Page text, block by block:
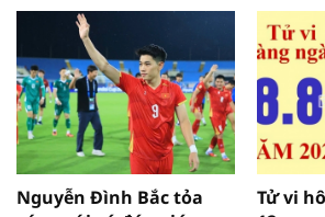
Nguyễn Đình Bắc tỏa
Tử vi